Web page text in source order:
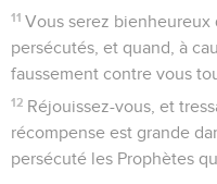
11 Vous serez bienheureux
persécutés, et quand, à
faussement contre vous
12 Réjouissez-vous, et
récompense est grande
persécuté les Prophètes